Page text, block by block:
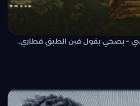
– بصحي بقول فين الطبق فطاري..